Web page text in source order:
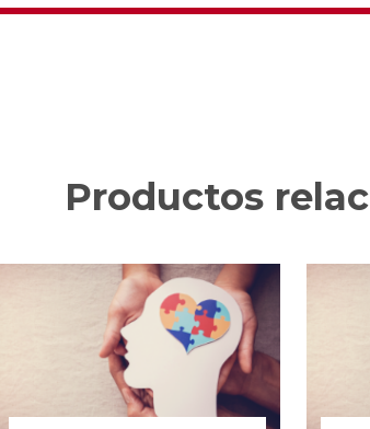
Productos